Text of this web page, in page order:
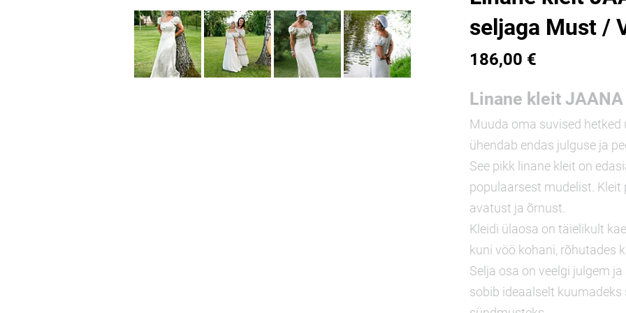
seljaga Must /
186,00 €
Linane kleit JAANA
Muuda oma suvised
ühendab endas julguse ja
See pikk linane kleit on
populaarsest mudelist.
avatust ja õrnust.
Kleidi ülaosa on täielikult
kuni vöö kohani, rõhutades
Selja osa on veelgi julgem
sobib ideaalselt